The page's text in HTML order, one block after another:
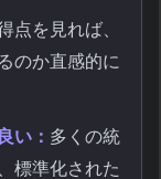
点を見れば、
のか直感的に
い： 多くの統
標準化された